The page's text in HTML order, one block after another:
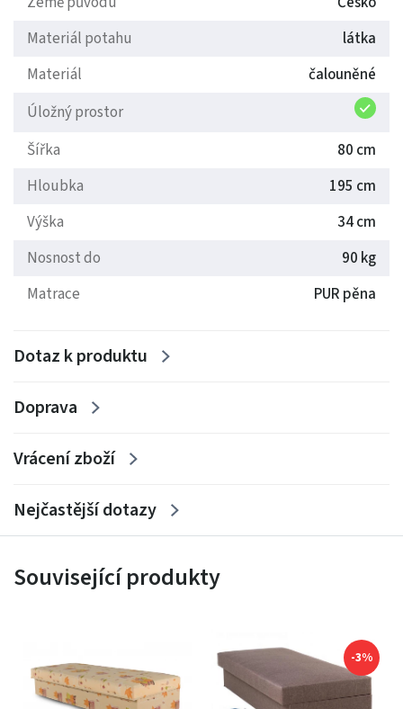
Korpus válendy je čalouněný ze všech stran.
Materiál potahu
látka
Materiál
čalouněné
Úložný prostor
Šířka
80 cm
Hloubka
195 cm
Výška
34 cm
Nosnost do
90 kg
Matrace
PUR pěna
Dotaz k produktu
Doprava
Vrácení zboží
Nejčastější dotazy
Související produkty
-3%